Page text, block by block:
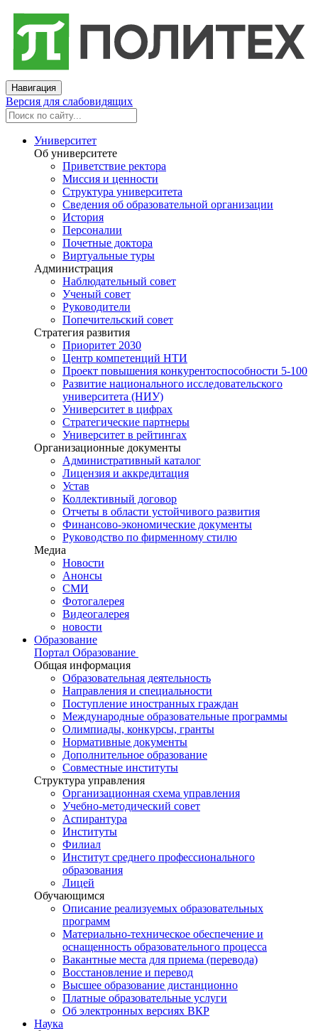
Навигация
Версия для слабовидящих
Университет
Об университете
Приветствие ректора
Миссия и ценности
Структура университета
Сведения об образовательной организации
История
Персоналии
Почетные доктора
Виртуальные туры
Администрация
Наблюдательный совет
Ученый совет
Руководители
Попечительский совет
Стратегия развития
Приоритет 2030
Центр компетенций НТИ
Проект повышения конкурентоспособности 5-100
Развитие национального исследовательского
университета (НИУ)
Университет в цифрах
Стратегические партнеры
Университет в рейтингах
Организационные документы
Административный каталог
Лицензия и аккредитация
Устав
Коллективный договор
Отчеты в области устойчивого развития
Финансово-экономические документы
Руководство по фирменному стилю
Медиа
Новости
Анонсы
СМИ
Фотогалерея
Видеогалерея
новости
Образование
Портал Образование
Общая информация
Образовательная деятельность
Направления и специальности
Поступление иностранных граждан
Международные образовательные программы
Олимпиады, конкурсы, гранты
Нормативные документы
Дополнительное образование
Совместные институты
Структура управления
Организационная схема управления
Учебно-методический совет
Аспирантура
Институты
Филиал
Институт среднего профессионального
образования
Лицей
Обучающимся
Описание реализуемых образовательных
программ
Материально-техническое обеспечение и
оснащенность образовательного процесса
Вакантные места для приема (перевода)
Восстановление и перевод
Высшее образование дистанционно
Платные образовательные услуги
Об электронных версиях ВКР
Наука